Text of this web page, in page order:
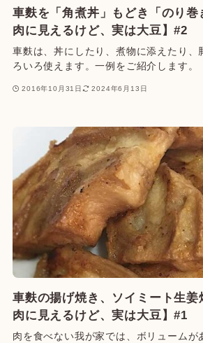
車麩を「角煮丼」もどき「のり
肉に見えるけど、実は大豆】#2
車麩は、丼にしたり、煮物に添えたり、
ろいろ使えます。一例をご紹介します。
2016年10月31日 2024年6月13日
車麩の揚げ焼き、ソイミート生
肉に見えるけど、実は大豆】#1
肉を食べない我が家では、ボリュームが